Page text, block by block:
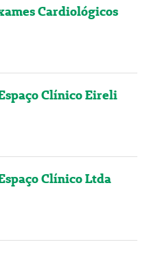
Cardiológicos
Clínico Eireli
Clínico Ltda